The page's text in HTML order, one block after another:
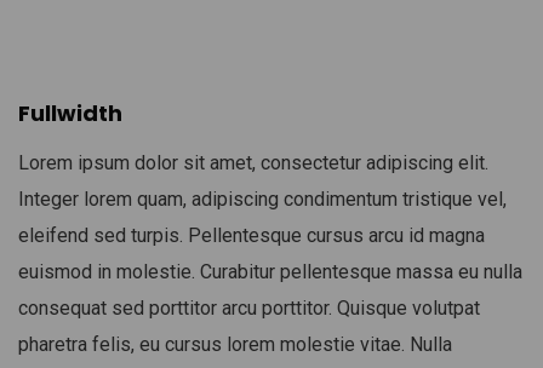
Fullwidth
Lorem ipsum dolor sit amet, consectetur adipiscing elit.
Integer lorem quam, adipiscing condimentum tristique vel,
eleifend sed turpis. Pellentesque cursus arcu id magna
euismod in molestie. Curabitur pellentesque massa eu nulla
consequat sed porttitor arcu porttitor. Quisque volutpat
pharetra felis, eu cursus lorem molestie vitae. Nulla